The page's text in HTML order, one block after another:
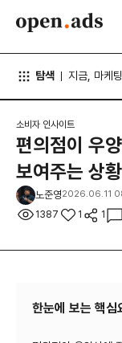
탐색 지금, 마케팅
소비자 인사이트
편의점이 우
보여주는 상
노준영2026.06.11
1387 1 1
한눈에 보는 핵심